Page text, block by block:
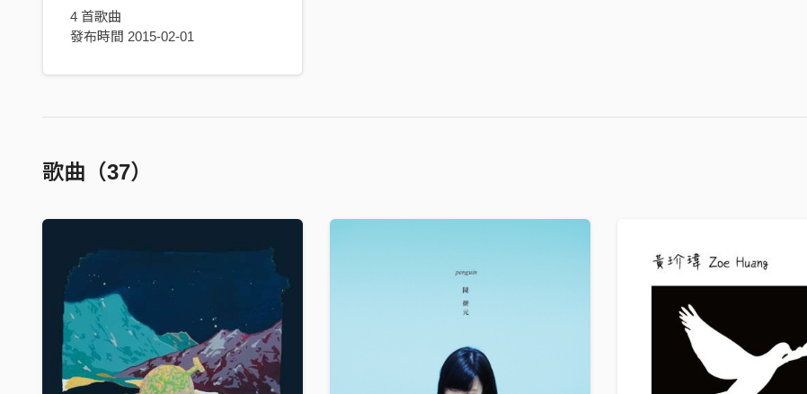
4 首歌曲
發布時間 2015-02-01
歌曲（37）